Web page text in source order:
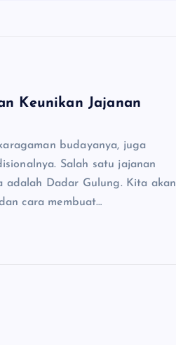
Keunikan Jajanan
budayanya, juga
Salah satu jajanan
adalah Dadar Gulung. Kita akan
cara membuat…